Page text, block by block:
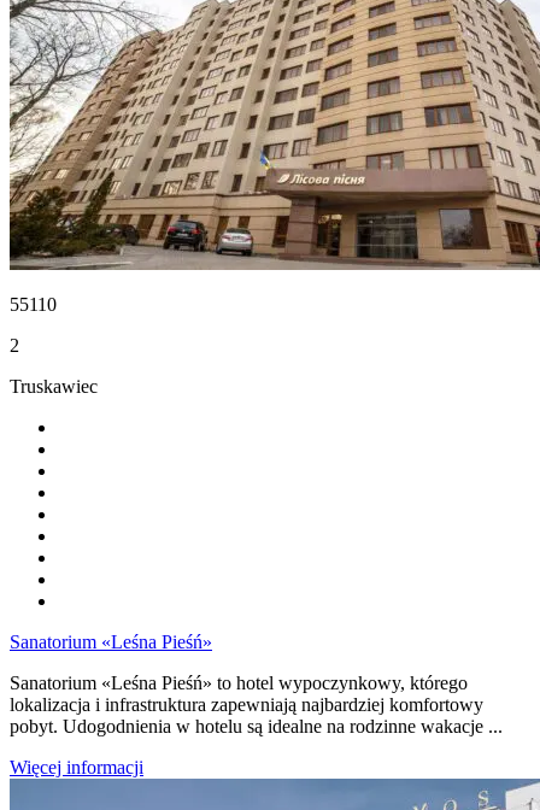
55110
2
Truskawiec
Sanatorium «Leśna Pieśń»
Sanatorium «Leśna Pieśń» to hotel wypoczynkowy, którego
lokalizacja i infrastruktura zapewniają najbardziej komfortowy
pobyt. Udogodnienia w hotelu są idealne na rodzinne wakacje ...
Więcej informacji